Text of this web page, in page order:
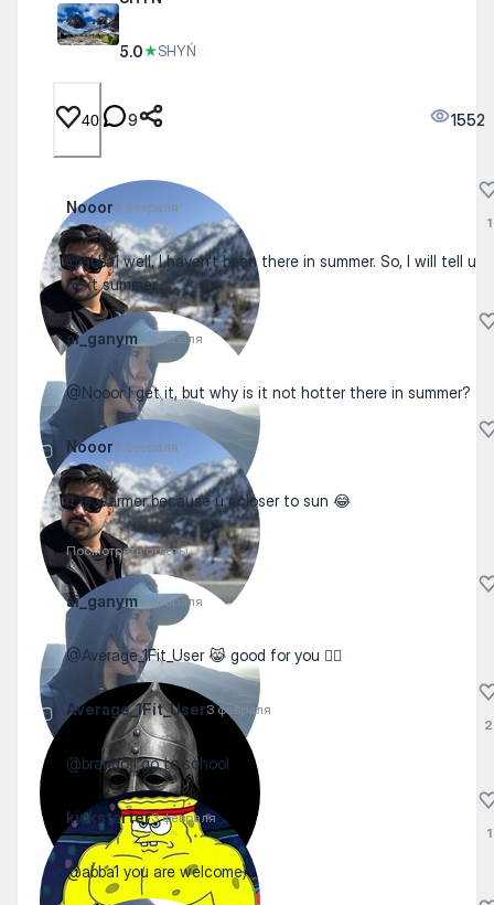
5.0★SHYŃ
40 9 1552
Nooor3 февраля
@abba1 well, I haven't been there in summer. So, I will tell u
next summer.
1
ai_ganym 3 февраля
@Nooor I get it, but why is it not hotter there in summer?
Nooor3 февраля
It is warmer because u r closer to sun 😂
Посмотреть ответы
ai_ganym 3 февраля
@Average_1Fit_User 😹 good for you 👍🏻
Average_1Fit_User3 февраля
@brango I go to school
2
kickstarter3 февраля
@abba1 you are welcome)
1